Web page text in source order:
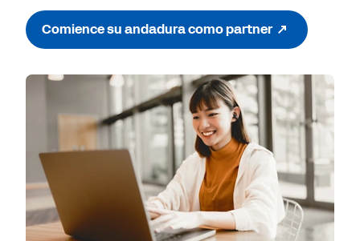
Comience su andadura como partner